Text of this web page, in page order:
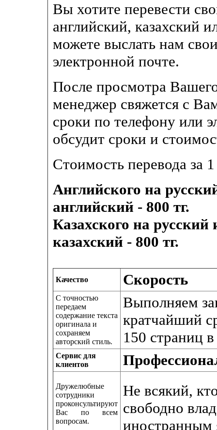
Вы хотите перевести
английский, казахский
можете выслать нам
электронной почте.
После просмотра
менеджер свяжется с
сроки по телефону или
обсудит сроки и
Стоимость перевода за
Английского на
английский - 800 тг.
Казахского на русский
казахский - 800 тг.
Качество Скорость
С точностью
передаем
содержание текста
оригинала и
сохраняем
авторский стиль.
Выполняем
кратчайший
150 страниц
Сервис для
клиентов
Дружелюбные
сотрудники
проконсультируют
Вас по всем
вопросам.
Не всякий,
свободно
иностранным